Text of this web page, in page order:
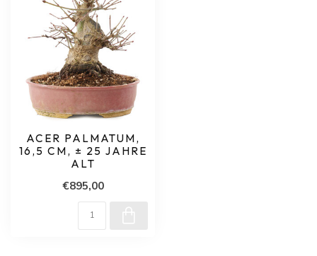
ACER PALMATUM,
16,5 CM, ± 25 JAHRE
ALT
€895,00